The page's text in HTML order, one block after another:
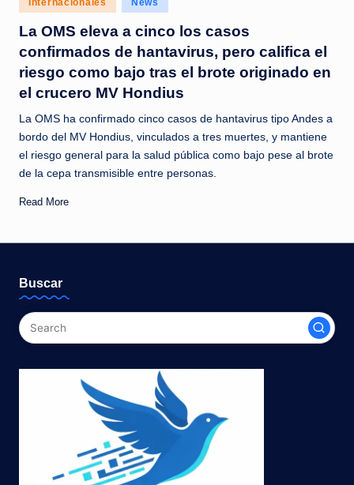
c
i
a
s
a
l
i
t
n
t
e
in
Internacionales News
La OMS eleva a cinco los casos
confirmados de hantavirus, pero califica el
riesgo como bajo tras el brote originado en
el crucero MV Hondius
La OMS ha confirmado cinco casos de hantavirus tipo Andes a
bordo del MV Hondius, vinculados a tres muertes, y mantiene
el riesgo general para la salud pública como bajo pese al brote
de la cepa transmisible entre personas.
Read More
Buscar